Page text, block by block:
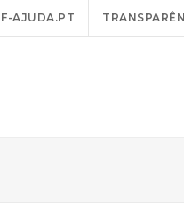
AJUDA.PT